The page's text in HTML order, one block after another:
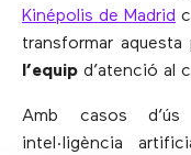
Kinépolis de Madrid
transformar
l’equip d’atenció al
Amb casos
intel·ligència